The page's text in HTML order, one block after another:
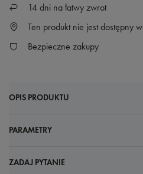
14 dni na łatwy zwrot
Ten produkt nie jest dostępny
Bezpieczne zakupy
OPIS PRODUKTU
PARAMETRY
ZADAJ PYTANIE